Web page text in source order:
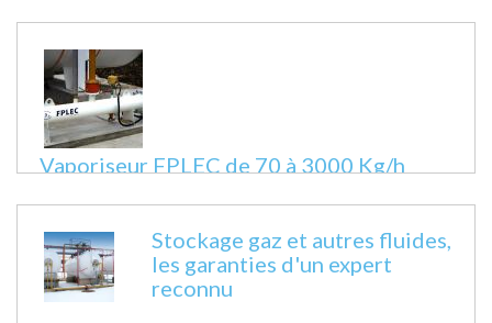
Vaporiseur FPLEC de 70 à 3000 Kg/h
Stockage gaz et autres fluides,
les garanties d'un expert
reconnu